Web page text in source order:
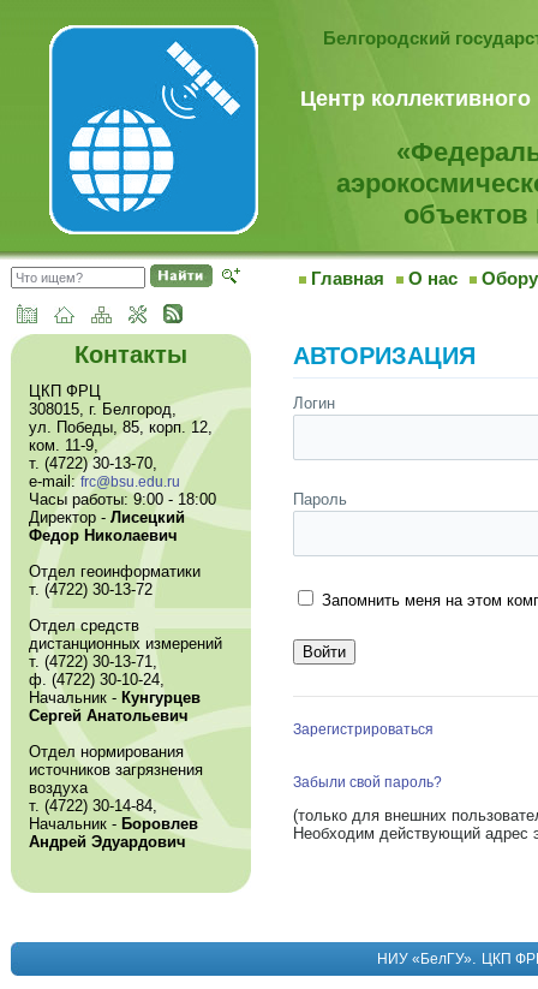
Белгородский
Центр
объектов
Главная О нас
Контакты
ЦКП ФРЦ
308015, г. Белгород,
ул. Победы, 85, корп. 12,
ком. 11-9,
т. (4722) 30-13-70,
e-mail:frc@bsu.edu.ru
Часы работы: 9:00 - 18:00
Директор - Лисецкий
Федор Николаевич
Отдел геоинформатики
т. (4722) 30-13-72
Отдел средств
дистанционных измерений
т. (4722) 30-13-71,
ф. (4722) 30-10-24,
Начальник - Кунгурцев
Сергей Анатольевич
Отдел нормирования
источников загрязнения
воздуха
т. (4722) 30-14-84,
Начальник - Боровлев
Андрей Эдуардович
АВТОРИЗАЦИЯ
Логин
Пароль
Запомнить меня на этом
Зарегистрироваться
Забыли свой пароль?
(только для внешних
Необходим действующий адрес
НИУ «БелГУ». ЦКП